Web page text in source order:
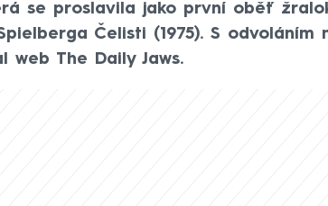
se proslavila jako první oběť
Čelisti (1975). S odvoláním
web The Daily Jaws.